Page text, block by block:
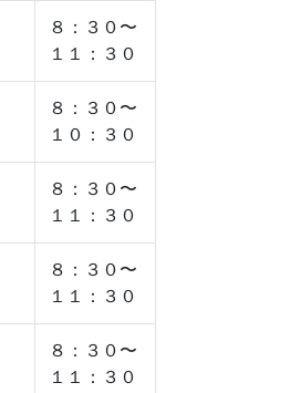
８：３０〜
１１：３０
８：３０〜
１０：３０
８：３０〜
１１：３０
８：３０〜
１１：３０
８：３０〜
１１：３０